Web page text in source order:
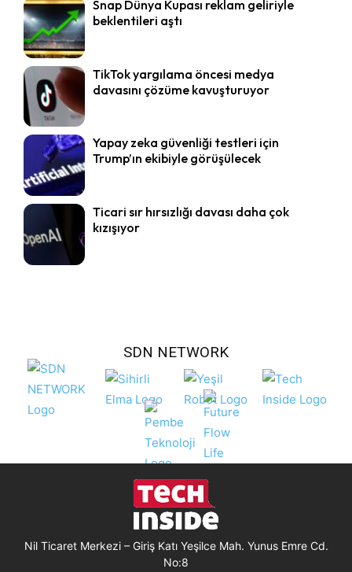
Snap Dünya Kupası reklam geliriyle
beklentileri aştı
TikTok yargılama öncesi medya
davasını çözüme kavuşturuyor
Yapay zeka güvenliği testleri için
Trump’ın ekibiyle görüşülecek
Ticari sır hırsızlığı davası daha çok
kızışıyor
SDN NETWORK
Nil Ticaret Merkezi – Giriş Katı Yeşilce Mah. Yunus Emre Cd.
No:8